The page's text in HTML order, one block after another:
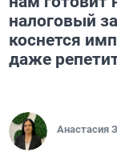
налоговый
коснется
даже
Анастасия